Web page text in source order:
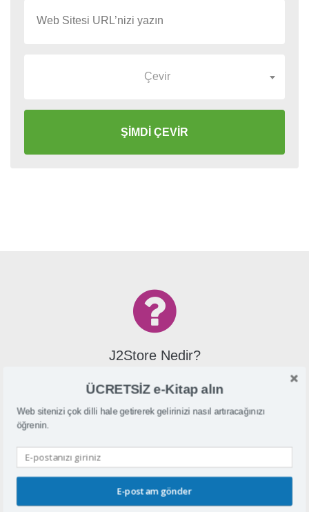
Çevir
ŞİMDİ ÇEVİR
J2Store Nedir?
J2Store, kullanıcıların hızlı ve kolay bir şekilde bir çevrimiçi
mağaza oluşturmasına olanak sağlayan bir alışveriş sepeti
ve e-ticaret uzantısı olan Joomla için
ÜCRETSİZ e-Kitap alın
Web sitenizi çok dilli hale getirerek gelirinizi nasıl artıracağınızı
öğrenin.
E-postam gönder